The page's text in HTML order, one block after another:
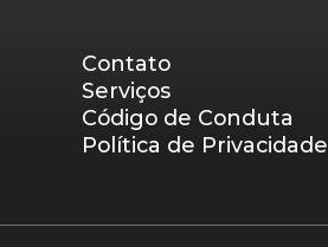
Contato
Serviços
Código de Conduta
Política de Privacidade